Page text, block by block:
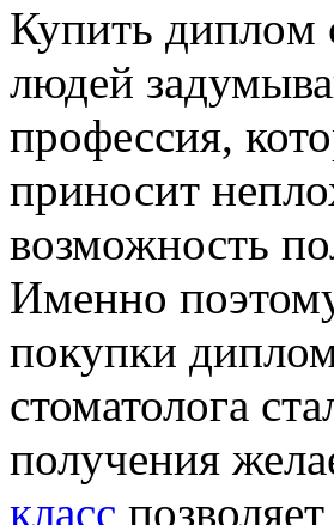
Купить диплoм
людей
профессия,
приносит
возможность
Именно
покупки
стоматолога
получения
класс